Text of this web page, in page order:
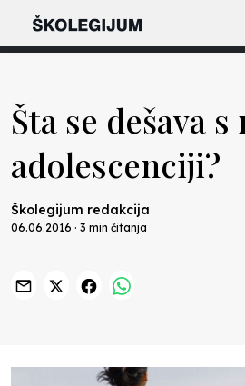
Šta se dešava
adolescenciji?
Školegijum redakcija
06.06.2016 · 3 min čitanja